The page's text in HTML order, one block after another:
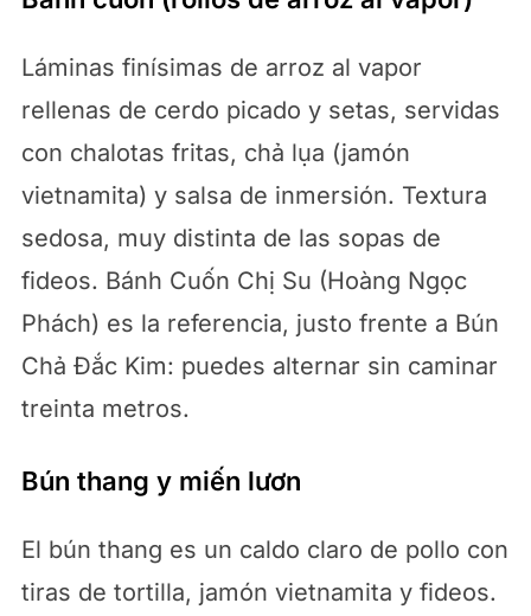
Láminas finísimas de arroz al vapor
rellenas de cerdo picado y setas, servidas
con chalotas fritas, chả lụa (jamón
vietnamita) y salsa de inmersión. Textura
sedosa, muy distinta de las sopas de
fideos. Bánh Cuốn Chị Su (Hoàng Ngọc
Phách) es la referencia, justo frente a Bún
Chả Đắc Kim: puedes alternar sin caminar
treinta metros.
Bún thang y miến lươn
El bún thang es un caldo claro de pollo con
tiras de tortilla, jamón vietnamita y fideos.